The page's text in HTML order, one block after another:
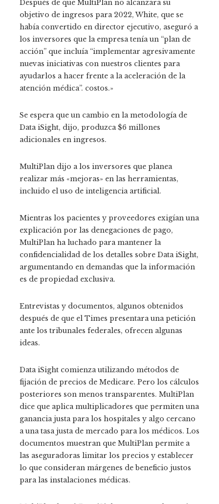
Después de que MultiPlan no alcanzara su
objetivo de ingresos para 2022, White, que se
había convertido en director ejecutivo, aseguró a
los inversores que la empresa tenía un “plan de
acción” que incluía “implementar agresivamente
nuevas iniciativas con nuestros clientes para
ayudarlos a hacer frente a la aceleración de la
atención médica”. costos.»
Se espera que un cambio en la metodología de
Data iSight, dijo, produzca $6 millones
adicionales en ingresos.
MultiPlan dijo a los inversores que planea
realizar más «mejoras» en las herramientas,
incluido el uso de inteligencia artificial.
Mientras los pacientes y proveedores exigían una
explicación por las denegaciones de pago,
MultiPlan ha luchado para mantener la
confidencialidad de los detalles sobre Data iSight,
argumentando en demandas que la información
es de propiedad exclusiva.
Entrevistas y documentos, algunos obtenidos
después de que el Times presentara una petición
ante los tribunales federales, ofrecen algunas
ideas.
Data iSight comienza utilizando métodos de
fijación de precios de Medicare. Pero los cálculos
posteriores son menos transparentes. MultiPlan
dice que aplica multiplicadores que permiten una
ganancia justa para los hospitales y algo cercano
a una tasa justa de mercado para los médicos. Los
documentos muestran que MultiPlan permite a
las aseguradoras limitar los precios y establecer
lo que consideran márgenes de beneficio justos
para las instalaciones médicas.